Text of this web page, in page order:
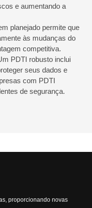
e aumentando a
planejado permite que
às mudanças do
competitiva.
PDTI robusto inclui
seus dados e
com PDTI
de segurança.
proporcionando novas